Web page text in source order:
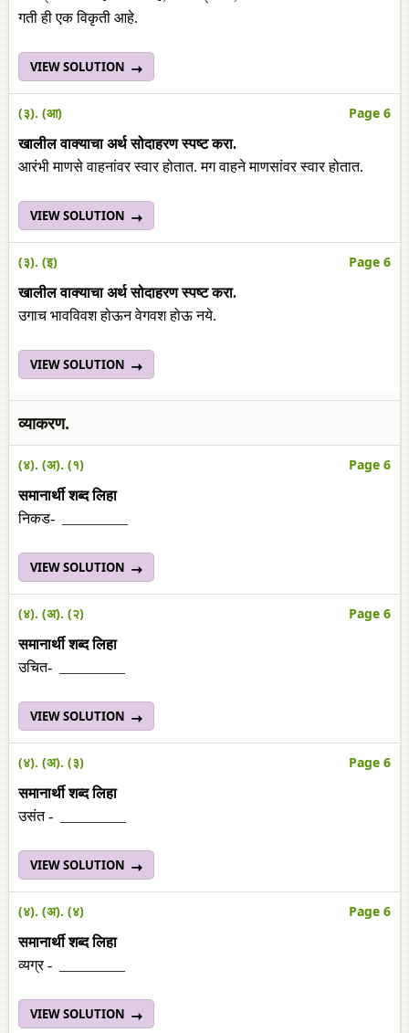
गती ही एक विकृती आहे.
VIEW SOLUTION
(३). (आ) Page 6
खालील वाक्याचा अर्थ सोदाहरण स्पष्ट करा.
आरंभी माणसे वाहनांवर स्वार होतात. मग वाहने माणसांवर स्वार होतात.
VIEW SOLUTION
(३). (इ) Page 6
खालील वाक्याचा अर्थ सोदाहरण स्पष्ट करा.
उगाच भावविवश होऊन वेगवश होऊ नये.
VIEW SOLUTION
व्याकरण.
(४). (अ). (१) Page 6
समानार्थीशब्दलिहा
निकड- _________
VIEW SOLUTION
(४). (अ). (२) Page 6
समानार्थीशब्दलिहा
उचित- _________
VIEW SOLUTION
(४). (अ). (३) Page 6
समानार्थीशब्दलिहा
उसंत - _________
VIEW SOLUTION
(४). (अ). (४) Page 6
समानार्थीशब्दलिहा
व्यग्र - _________
VIEW SOLUTION